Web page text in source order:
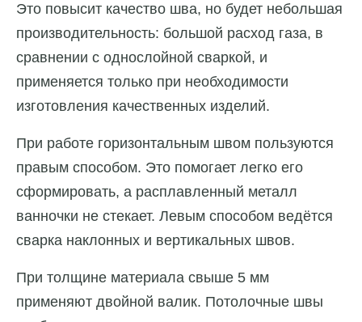
Это повысит качество шва, но будет небольшая
производительность: большой расход газа, в
сравнении с однослойной сваркой, и
применяется только при необходимости
изготовления качественных изделий.
При работе горизонтальным швом пользуются
правым способом. Это помогает легко его
сформировать, а расплавленный металл
ванночки не стекает. Левым способом ведётся
сварка наклонных и вертикальных швов.
При толщине материала свыше 5 мм
применяют двойной валик. Потолочные швы